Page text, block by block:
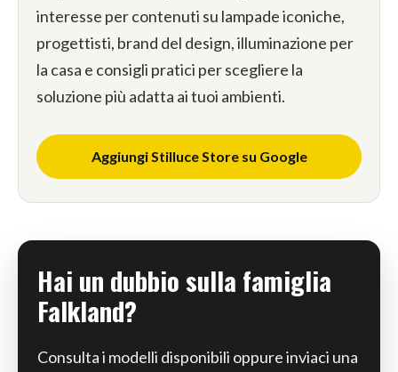
interesse per contenuti su lampade iconiche,
progettisti, brand del design, illuminazione per
la casa e consigli pratici per scegliere la
soluzione più adatta ai tuoi ambienti.
Aggiungi Stilluce Store su Google
Hai un dubbio sulla famiglia
Falkland?
Consulta i modelli disponibili oppure inviaci una